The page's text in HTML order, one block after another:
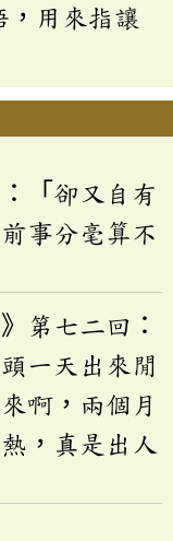
，用來指讓
「卻又自有
事分毫算不
第七二回：
一天出來閒
啊，兩個月
，真是出人